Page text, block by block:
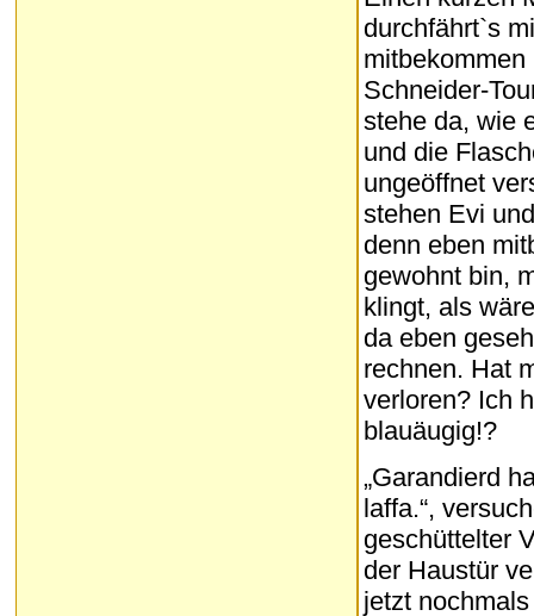
durchfährt`s
Schneider-
stehe da, wie
und die
ungeöffnet
stehen Evi
denn eben
gewohnt bin,
klingt, als
da eben
rechnen. Hat
verloren? Ich
blauäugig!?
„Garandierd
laffa.“,
geschüttelter
der Haustür
jetzt